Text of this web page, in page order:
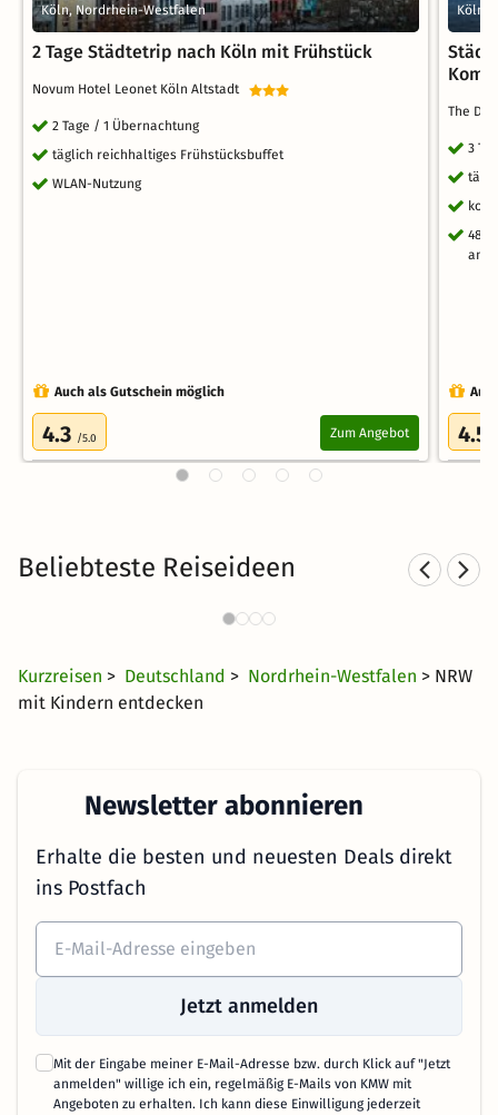
Köln, Nordrhein-Westfalen
2 Tage Städtetrip nach Köln mit Frühstück
Novum Hotel Leonet Köln Altstadt
2 Tage / 1 Übernachtung
täglich reichhaltiges Frühstücksbuffet
WLAN-Nutzung
Auch als Gutschein möglich
4.3 /5.0 Zum Angebot
Köln,
The
3
48
4.5
Beliebteste Reiseideen
Städtereisen nach NRW
2086 Angebote
Kurzreisen > Deutschland > Nordrhein-Westfalen > NRW
mit Kindern entdecken
Newsletter abonnieren
Erhalte die besten und neuesten Deals direkt
ins Postfach
Jetzt anmelden
Mit der Eingabe meiner E-Mail-Adresse bzw. durch Klick auf "Jetzt
anmelden" willige ich ein, regelmäßig E-Mails von KMW mit
Angeboten zu erhalten. Ich kann diese Einwilligung jederzeit